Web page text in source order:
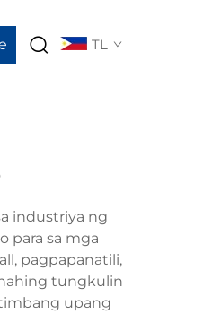
TL
industriya ng
para sa mga
pagpapanatili,
tungkulin
upang